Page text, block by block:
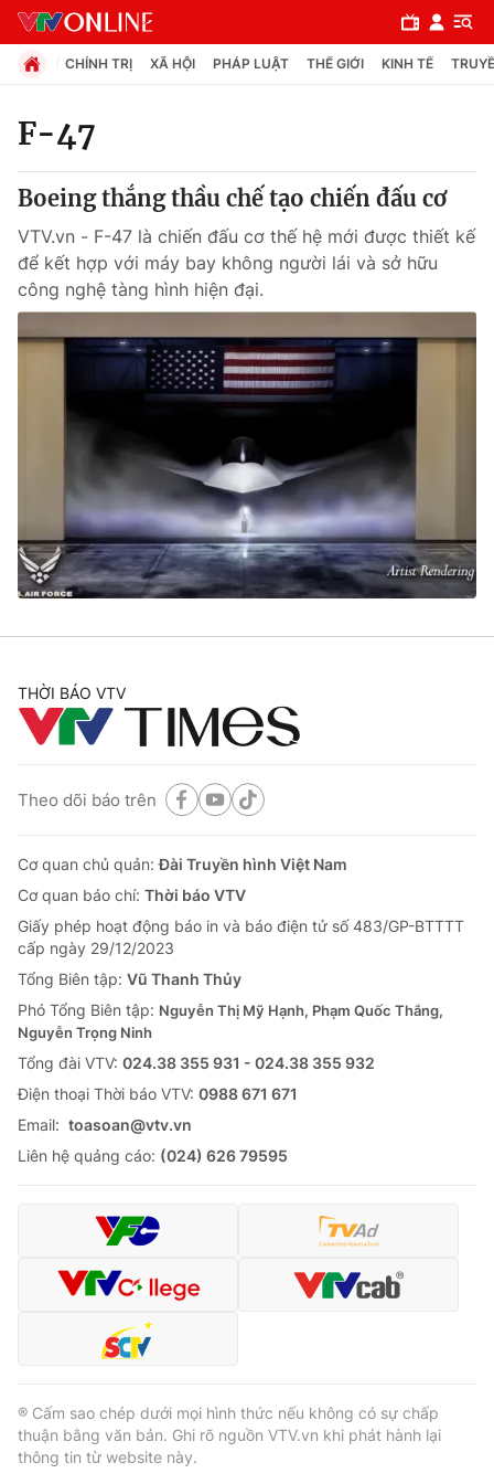
Chuyên mục
Xã hội
Pháp luật
Thế giới
Tin tức
Thế giới đó đây
Kinh tế
Tài chính
Thị trường
Dữ liệu và đời sống
Phim VTV
Nhân vật
Giải sao mai
Giải trí
Sao
Đời sống
Làm đẹp
Chất lượng cuộc sống
Giáo dục
Tuyển sinh
Học trực tuyến
Công nghệ
Hitech Công nghệ tương lai
Sản phẩm
Thị trường
Tư vấn
Giao lưu trực tuyến
Lịch phát sóng
Chuyên mục khác
Infographic
Shorts video
VTV Sức khoẻ Bất động sản
CHÍNH TRỊ XÃ HỘI PHÁP LUẬT THẾ GIỚI KINH TẾ
F-47
Boeing thắng thầu chế tạo chiến đấu cơ
VTV.vn - F-47 là chiến đấu cơ thế hệ mới được thiết kế
để kết hợp với máy bay không người lái và sở hữu
công nghệ tàng hình hiện đại.
THỜI BÁO VTV
Theo dõi báo trên
Cơ quan chủ quản:Đài Truyền hình Việt Nam
Cơ quan báo chí: Thời báo VTV
Giấy phép hoạt động báo in và báo điện tử số 483/GP-BTTTT
cấp ngày 29/12/2023
Tổng Biên tập: Vũ Thanh Thủy
Phó Tổng Biên tập: Nguyễn Thị Mỹ Hạnh, Phạm Quốc Thắng,
Nguyễn Trọng Ninh
Tổng đài VTV: 024.38 355 931 - 024.38 355 932
Ðiện thoại Thời báo VTV: 0988 671 671
Email: toasoan@vtv.vn
Liên hệ quảng cáo: (024) 626 79595
® Cấm sao chép dưới mọi hình thức nếu không có sự chấp
thuận bằng văn bản. Ghi rõ nguồn VTV.vn khi phát hành lại
thông tin từ website này.